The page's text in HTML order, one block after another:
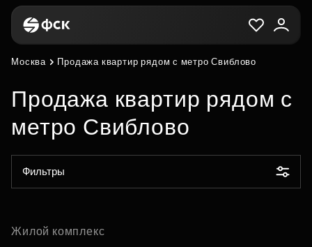
Москва Продажа квартир рядом с метро Свиблово
Продажа квартир рядом с
метро Свиблово
Фильтры
Жилой комплекс